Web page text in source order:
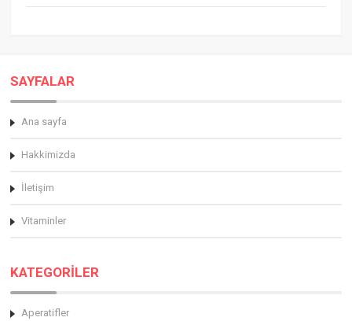
SAYFALAR
Ana sayfa
Hakkimizda
İletişim
Vitaminler
KATEGORİLER
Aperatifler